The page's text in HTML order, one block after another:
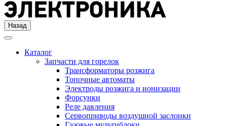
Назад
Каталог
Запчасти для горелок
Трансформаторы розжига
Топочные автоматы
Электроды розжига и ионизации
Форсунки
Реле давления
Сервоприводы воздушной заслонки